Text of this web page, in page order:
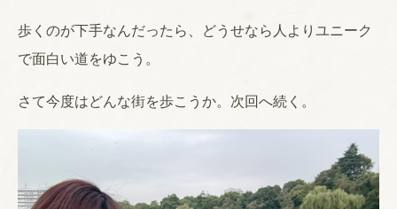
歩くのが下手なんだったら、どうせなら人よりユニーク
で面白い道をゆこう。
さて今度はどんな街を歩こうか。次回へ続く。